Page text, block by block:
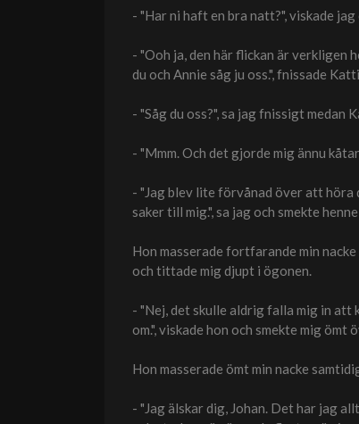
- "Har ni haft en bra natt?", viskade
- "Ooh ja, den här flickan är verkligen
du och Annie såg ju oss.", fnissade
- "Såg du oss?", sa jag fnissigt
- "Mmm. Och det gjorde mig ännu
- "Jag blev lite förvånad över att
saker till mig.", sa jag och smekte
Hon masserade fortfarande min
och tittade mig djupt i ögonen.
- "Nej, det skulle aldrig falla mig in att
om.", viskade hon och smekte mig ömt
Hon masserade ömt min nacke
- "Jag älskar dig, Johan. Det har jag